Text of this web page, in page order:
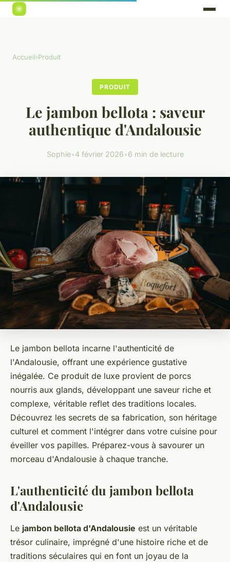
Accueil›Produit
PRODUIT
Le jambon bellota : saveur
authentique d'Andalousie
Sophie•4 février 2026•6 min de lecture
Le jambon bellota incarne l'authenticité de
l'Andalousie, offrant une expérience gustative
inégalée. Ce produit de luxe provient de porcs
nourris aux glands, développant une saveur riche et
complexe, véritable reflet des traditions locales.
Découvrez les secrets de sa fabrication, son héritage
culturel et comment l'intégrer dans votre cuisine pour
éveiller vos papilles. Préparez-vous à savourer un
morceau d'Andalousie à chaque tranche.
L'authenticité du jambon bellota
d'Andalousie
Le jambon bellota d'Andalousie est un véritable
trésor culinaire, imprégné d'une histoire riche et de
traditions séculaires qui en font un joyau de la